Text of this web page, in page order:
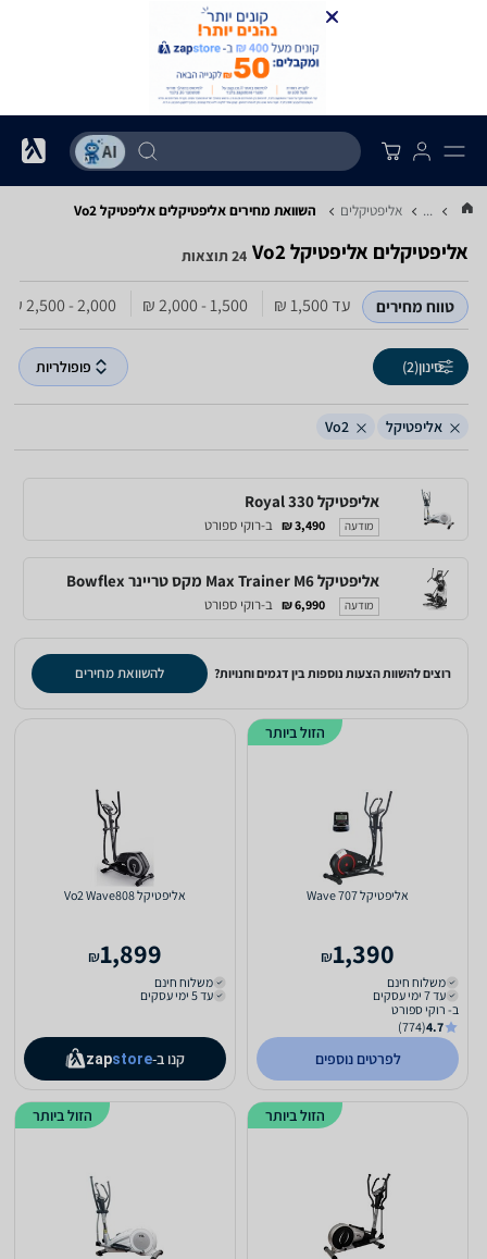
... אליפטיקלים השוואת מחירים אליפטיקלים ‏אליפטיקל ‏Vo2
אליפטיקלים ‏אליפטיקל ‏Vo2 24 תוצאות
טווח מחירים עד 1,500‏ ₪ 1,500 - 2,000‏ ₪
2,000 - 2,500‏ ₪
סינון(2) פופולריות
אליפטיקל Vo2
אליפטיקל Royal 330
מודעה 3,490 ₪ ב-רוקי ספורט
אליפטיקל Max Trainer M6 מקס טריינר Bowflex
מודעה 6,990 ₪ ב-רוקי ספורט
רוצים להשוות הצעות נוספות בין דגמים וחנויות? להשוואת מחירים
אליפטיקל Wave 707
1,390
₪
משלוח חינם
עד 7 ימי עסקים
ב- רוקי ספורט
4.7
(774)
לפרטים נוספים
הזול ביותר
אליפטיקל Vo2 Wave808
1,899
₪
משלוח חינם
עד 5 ימי עסקים
קנו ב- zapstore
הזול ביותר הזול ביותר